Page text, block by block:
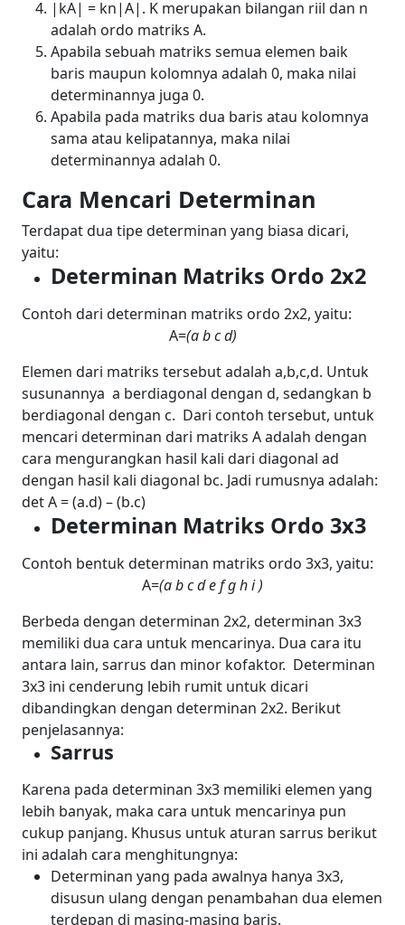
|kA| = kn|A|. K merupakan bilangan riil dan n
adalah ordo matriks A.
Apabila sebuah matriks semua elemen baik
baris maupun kolomnya adalah 0, maka nilai
determinannya juga 0.
Apabila pada matriks dua baris atau kolomnya
sama atau kelipatannya, maka nilai
determinannya adalah 0.
Cara Mencari Determinan
Terdapat dua tipe determinan yang biasa dicari,
yaitu:
Determinan Matriks Ordo 2x2
Contoh dari determinan matriks ordo 2x2, yaitu:
A=(a b c d)
Elemen dari matriks tersebut adalah a,b,c,d. Untuk
susunannya a berdiagonal dengan d, sedangkan b
berdiagonal dengan c. Dari contoh tersebut, untuk
mencari determinan dari matriks A adalah dengan
cara mengurangkan hasil kali dari diagonal ad
dengan hasil kali diagonal bc. Jadi rumusnya adalah:
det A = (a.d) – (b.c)
Determinan Matriks Ordo 3x3
Contoh bentuk determinan matriks ordo 3x3, yaitu:
A=(abcdefghi )
Berbeda dengan determinan 2x2, determinan 3x3
memiliki dua cara untuk mencarinya. Dua cara itu
antara lain, sarrus dan minor kofaktor. Determinan
3x3 ini cenderung lebih rumit untuk dicari
dibandingkan dengan determinan 2x2. Berikut
penjelasannya:
Sarrus
Karena pada determinan 3x3 memiliki elemen yang
lebih banyak, maka cara untuk mencarinya pun
cukup panjang. Khusus untuk aturan sarrus berikut
ini adalah cara menghitungnya:
Determinan yang pada awalnya hanya 3x3,
disusun ulang dengan penambahan dua elemen
terdepan di masing-masing baris.